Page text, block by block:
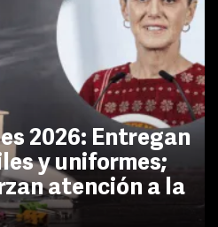
2026: Entregan
y uniformes;
atención a la